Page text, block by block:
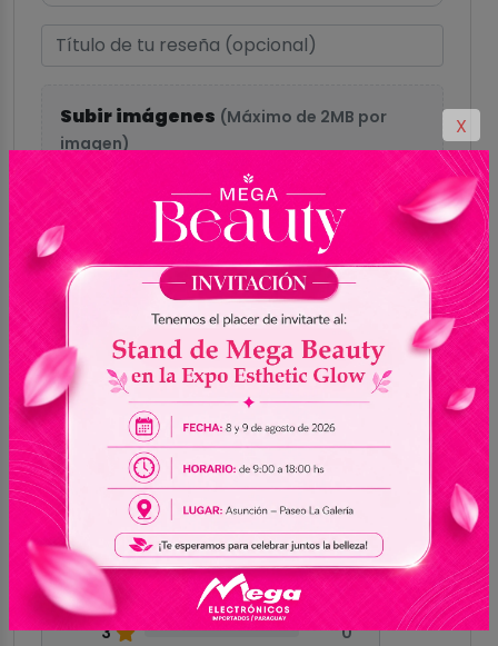
Subir imágenes (Máximo de 2MB por
imagen)
Formatos aceptados: GIF, PNG, JPG, JPEG,
WEBP
Enviar reseña
0.0
Sin reseñas
5
0
4
3
0
X